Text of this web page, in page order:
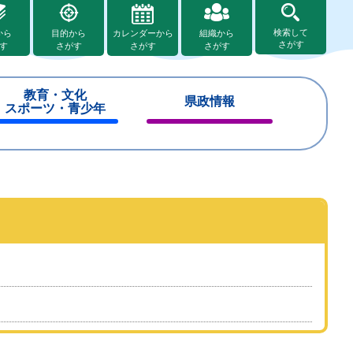
ら
目的から
さがす
カレンダーから
さがす
組織から
さがす
検索して
さがす
教育・文化
スポーツ・青少年
県政情報
じ